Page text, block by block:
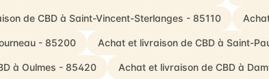
de CBD à Saint-Vincent-Sterlanges - 85110
- 85200 Achat et livraison de CBD à Saint-
à Oulmes - 85420 Achat et livraison de CBD à